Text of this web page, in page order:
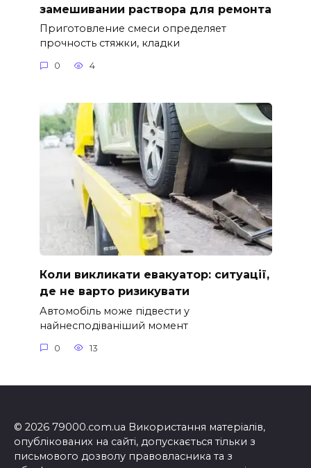
замешивании раствора для ремонта
Приготовление смеси определяет
прочность стяжки, кладки
0 4
Коли викликати евакуатор: ситуації,
де не варто ризикувати
Автомобіль може підвести у
найнесподіваніший момент
0 13
© 2026 79000.com.ua Використання матеріалів,
опублікованих на сайті, допускається тільки з
письмового дозволу правовласника та з